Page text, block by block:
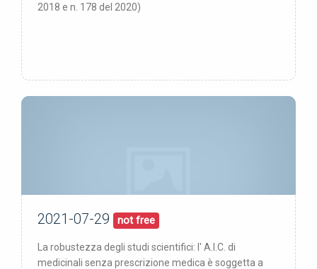
2018 e n. 178 del 2020)
pubblicata:29/07/21
2021-07-29 not free
La robustezza degli studi scientifici: l' A.I.C. di
medicinali senza prescrizione medica è soggetta a